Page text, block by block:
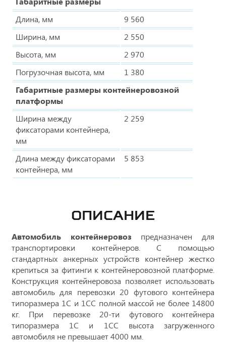
Длина, мм
9 560
Ширина, мм
2 550
Высота, мм
2 970
Погрузочная высота, мм
1 380
Габаритные размеры контейнеровозной
платформы
Ширина между
фиксаторами контейнера,
мм
2 259
Длина между фиксаторами
контейнера, мм
5 853
ОПИСАНИЕ
Автомобиль контейнеровоз предназначен для
транспортировки контейнеров. С помощью
стандартных анкерных устройств контейнер жестко
крепиться за фитинги к контейнеровозной платформе.
Конструкция контейнеровоза позволяет использовать
автомобиль для перевозки 20 футового контейнера
типоразмера 1С и 1СС полной массой не более 14800
кг. При перевозке 20-ти футового контейнера
типоразмера 1С и 1СС высота загруженного
автомобиля не превышает 4000 мм.